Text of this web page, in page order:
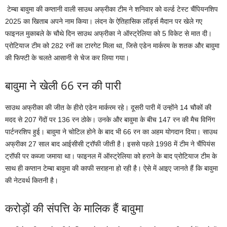
टेम्‍बा बावुमा की कप्‍तानी वाली साउथ अफ्रीका टीम ने शनिवार को वर्ल्‍ड टेस्‍ट चैंपियनशिप
2025 का खिताब अपने नाम किया। लंदन के ऐतिहासिक लॉर्ड्स मैदान पर खेले गए
फाइनल मुकाबले के चौथे दिन साउथ अफ्रीका ने ऑस्‍ट्रेलिया को 5 विकेट से मात दी।
प्रोटियाज टीम को 282 रनों का टारगेट मिला था, जिसे एडेन मार्करम के शतक और बावुमा
की फिफ्टी के चलते आसानी से चेज कर लिया गया।
बावुमा ने खेली 66 रन की पारी
साउथ अफ्रीका की जीत के हीरो एडेन मार्करम रहे। दूसरी पारी में उन्‍होंने 14 चौकों की
मदद से 207 गेंदों पर 136 रन ठोके। उनके और बावुमा के बीच 147 रन की मैच विनिंग
पार्टनरशिप हुई। बावुमा ने चोटिल होने के बाद भी 66 रन का अहम योगदान दिया। साउथ
अफ्रीका 27 साल बाद आईसीसी ट्रॉफी जीती है। इससे पहले 1998 में टीम ने चैंपियंस
ट्रॉफी पर कब्‍जा जमाया था। फाइनल में ऑस्‍ट्रेलिया को हराने के बाद प्रोटियाज टीम के
साथ ही कप्‍तान टेम्‍बा बावुमा की काफी सराहना हो रही है। ऐसे में आइए जानते हैं कि बावुमा
की नेटवर्थ कितनी है।
करोड़ों की संपत्ति के मालिक हैं बावुमा